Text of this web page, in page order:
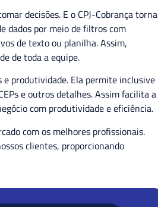
decisões. E o CPJ-Cobrança torna
dados por meio de filtros com
de texto ou planilha. Assim,
de toda a equipe.
produtividade. Ela permite inclusive
e outros detalhes. Assim facilita a
com produtividade e eficiência.
com os melhores profissionais.
clientes, proporcionando